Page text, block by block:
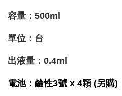
容量：500ml
單位：台
出液量 ： 0.4ml
電池 ：鹼性3號 x 4顆 (另購)